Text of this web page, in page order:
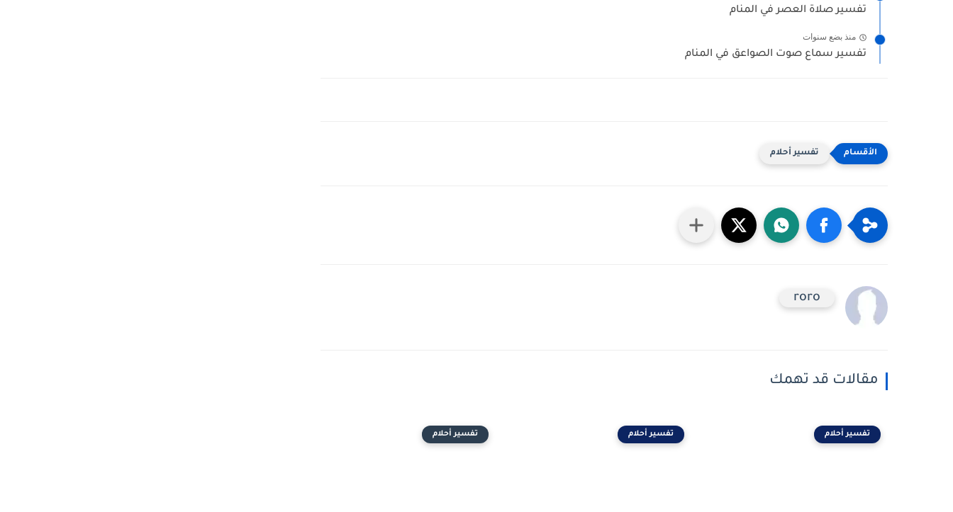
تفسير صلاة العصر في المنام
منذ بضع سنوات
تفسير سماع صوت الصواعق في المنام
تفسير أحلام
roro
مقالات قد تهمك
تفسير أحلام تفسير أحلام تفسير أحلام